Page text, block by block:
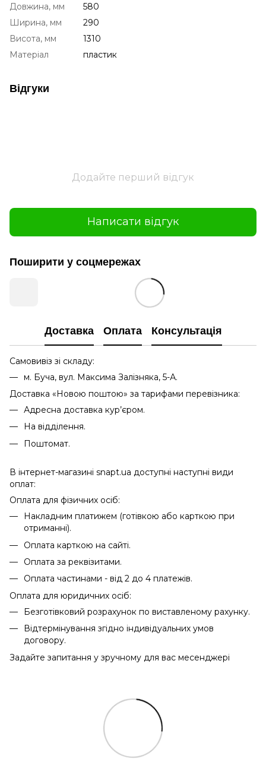
Довжина, мм
580
Ширина, мм
290
Висота, мм
1310
Матеріал
пластик
Відгуки
Додайте перший відгук
Написати відгук
Поширити у соцмережах
Доставка Оплата Консультація
Самовивіз зі складу:
м. Буча, вул. Максима Залізняка, 5-А.
Доставка «Новою поштою» за тарифами перевізника:
Адресна доставка кур’єром.
На відділення.
Поштомат.
В інтернет-магазині snapt.ua доступні наступні види
оплат:
Оплата для фізичних осіб:
Накладним платижем (готівкою або карткою при
отриманні).
Оплата карткою на сайті.
Оплата за реквізитами.
Оплата частинами - від 2 до 4 платежів.
Оплата для юридичних осіб:
Безготівковий розрахунок по виставленому рахунку.
Відтермінування згідно індивідуальних умов
договору.
Задайте запитання у зручному для вас месенджері